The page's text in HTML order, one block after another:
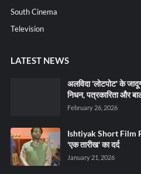
South Cinema
Television
LATEST NEWS
अलविदा 'लोटपोट' के
निधन, पत्रकारिता और
February 26, 2026
Ishtiyak Short Film
'एक तारीख' का दर्द
January 21, 2026